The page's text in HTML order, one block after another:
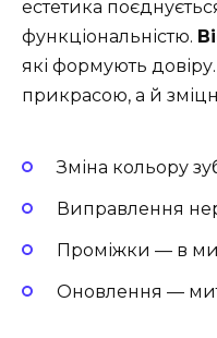
естетика
функціональністю.
які формують
прикрасою, а й
Зміна кольору
Виправлення
Проміжки — в
Оновлення —